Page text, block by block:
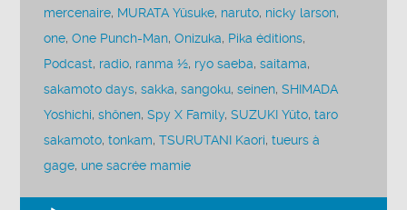
mercenaire, MURATA Yûsuke, naruto, nicky larson,
one,One Punch-Man,Onizuka, Pika éditions,
Podcast, radio, ranma ½, ryo saeba,saitama,
sakamoto days,sakka,sangoku,seinen,SHIMADA
Yoshichi,shônen,Spy X Family,SUZUKI Yûto,taro
sakamoto,tonkam,TSURUTANI Kaori,tueurs à
gage, une sacrée mamie